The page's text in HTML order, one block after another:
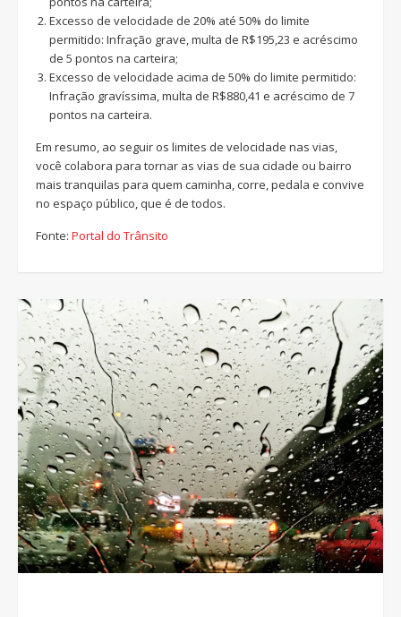
Excesso de velocidade de 20% até 50% do limite
permitido: Infração grave, multa de R$195,23 e acréscimo
de 5 pontos na carteira;
Excesso de velocidade acima de 50% do limite permitido:
Infração gravíssima, multa de R$880,41 e acréscimo de 7
pontos na carteira.
Em resumo, ao seguir os limites de velocidade nas vias,
você colabora para tornar as vias de sua cidade ou bairro
mais tranquilas para quem caminha, corre, pedala e convive
no espaço público, que é de todos.
Fonte: Portal do Trânsito